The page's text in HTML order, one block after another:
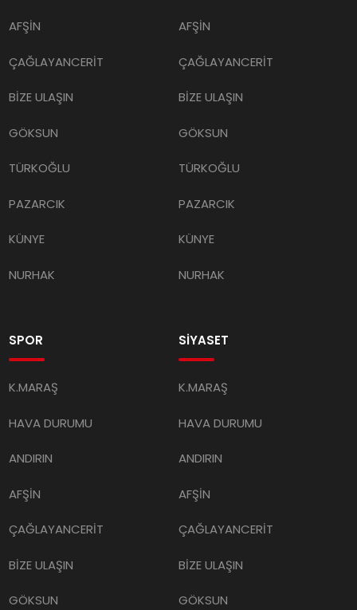
AFŞİN
ÇAĞLAYANCERİT
BİZE ULAŞIN
GÖKSUN
TÜRKOĞLU
PAZARCIK
KÜNYE
NURHAK
AFŞİN
ÇAĞLAYANCERİT
BİZE ULAŞIN
GÖKSUN
TÜRKOĞLU
PAZARCIK
KÜNYE
NURHAK
SPOR
K.MARAŞ
HAVA DURUMU
ANDIRIN
AFŞİN
ÇAĞLAYANCERİT
BİZE ULAŞIN
GÖKSUN
SİYASET
K.MARAŞ
HAVA DURUMU
ANDIRIN
AFŞİN
ÇAĞLAYANCERİT
BİZE ULAŞIN
GÖKSUN